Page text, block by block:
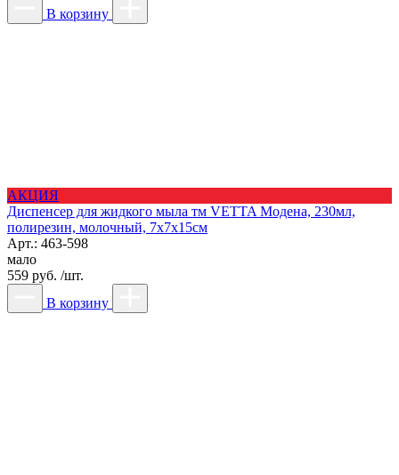
В корзину
АКЦИЯ
Диспенсер для жидкого мыла тм VETTA Модена, 230мл,
полирезин, молочный, 7x7x15см
Арт.: 463-598
мало
559 руб. /шт.
В корзину